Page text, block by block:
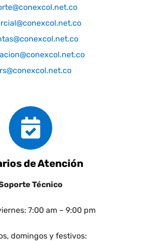
de Atención
Técnico
7:00 am – 9:00 pm
domingos y festivos: